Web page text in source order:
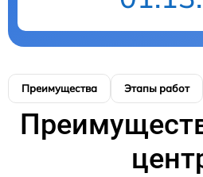
Преимущества Этапы работ